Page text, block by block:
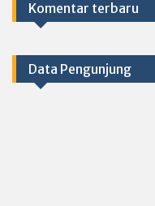
Komentar terbaru
Data Pengunjung